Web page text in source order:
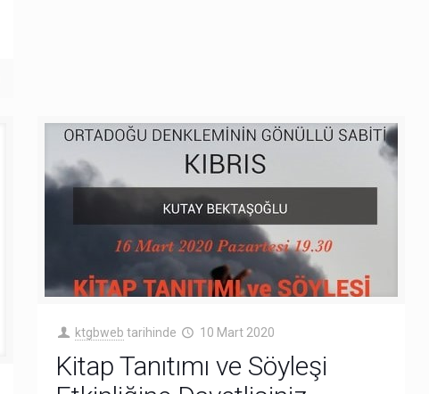
ktgbweb tarihinde 10 Mart 2020
Kitap Tanıtımı ve Söyleşi